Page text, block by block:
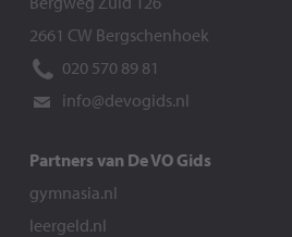
2661 CW Bergschenhoek
020 570 89 81
info@devogids.nl
Partners van De VO Gids
gymnasia.nl
leergeld.nl